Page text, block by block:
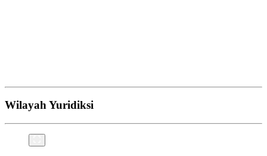
Wilayah Yuridiksi